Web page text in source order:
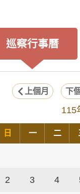
巡察行事曆
上個月 下
115
日 一 二
2 3 4